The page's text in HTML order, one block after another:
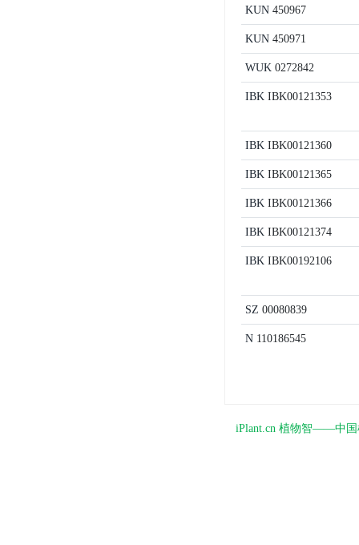
KUN 450967
KUN 450971
WUK 0272842
IBK IBK00121353
IBK IBK00121360
IBK IBK00121365
IBK IBK00121366
IBK IBK00121374
IBK IBK00192106
SZ 00080839
N 110186545
iPlant.cn 植物智——中国